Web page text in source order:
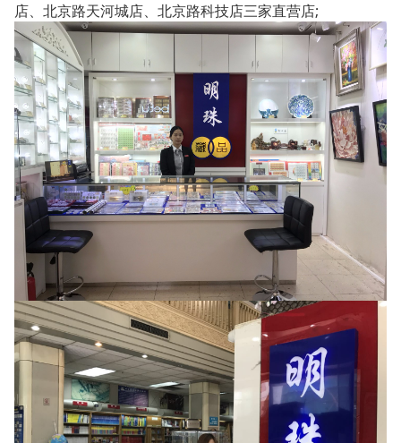
店、北京路天河城店、北京路科技店三家直营店;